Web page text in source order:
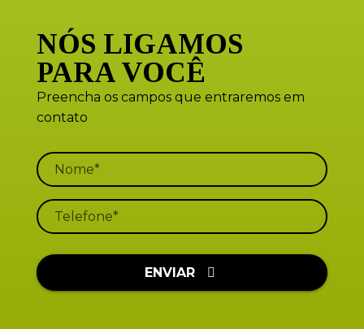
NÓS LIGAMOS
PARA VOCÊ
Preencha os campos que entraremos em
contato
ENVIAR